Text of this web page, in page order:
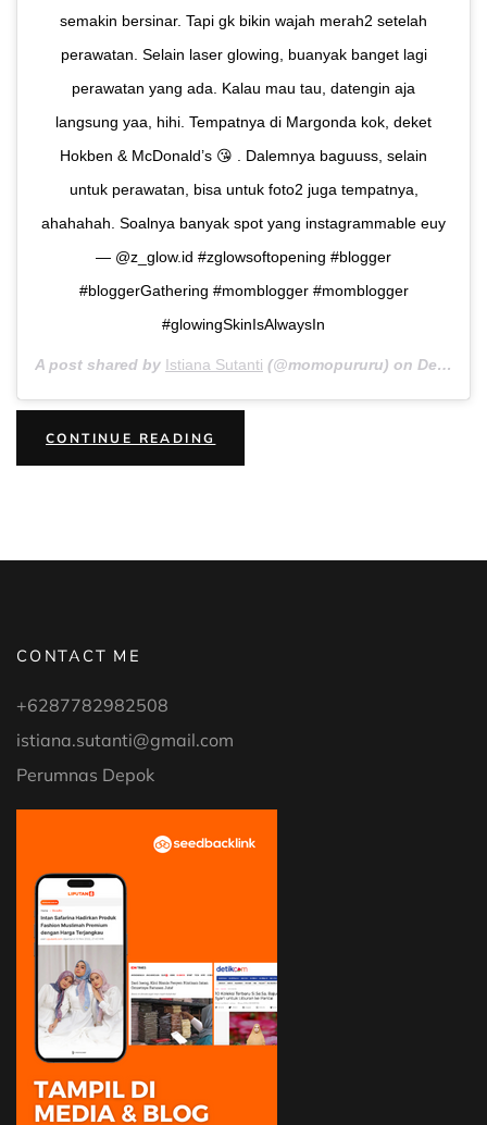
semakin bersinar. Tapi gk bikin wajah merah2 setelah
perawatan. Selain laser glowing, buanyak banget lagi
perawatan yang ada. Kalau mau tau, datengin aja
langsung yaa, hihi. Tempatnya di Margonda kok, deket
Hokben & McDonald’s 😘 . Dalemnya baguuss, selain
untuk perawatan, bisa untuk foto2 juga tempatnya,
ahahahah. Soalnya banyak spot yang instagrammable euy
— @z_glow.id #zglowsoftopening #blogger
#bloggerGathering #momblogger #momblogger
#glowingSkinIsAlwaysIn
A post shared by Istiana Sutanti (@momopururu) on Dec 27, 2018 at 12:25am PST
CONTINUE READINGTIME
MERAWAT
CONTACT ME
+6287782982508
istiana.sutanti@gmail.com
Perumnas Depok